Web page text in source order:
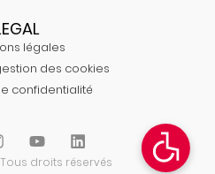
légales
des cookies
confidentialité
droits réservés